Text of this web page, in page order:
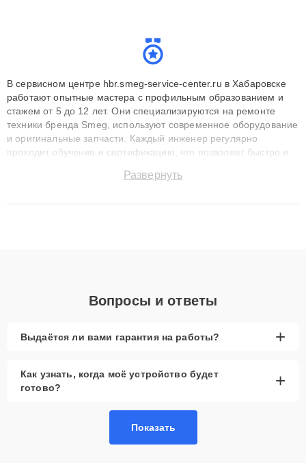
В сервисном центре hbr.smeg-service-center.ru в Хабаровске
работают опытные мастера с профильным образованием и
стажем от 5 до 12 лет. Они специализируются на ремонте
техники бренда Smeg, используют современное оборудование
и оригинальные запчасти. Каждый инженер регулярно
проходит обучение и сертификацию, что позволяет быстро и
сохранением гарантии до 3 лет. Наши мастера решают
Развернуть
Вопросы и ответы
Выдаётся ли вами гарантия на работы? +
Как узнать, когда моё устройство будет
готово?
+
Показать